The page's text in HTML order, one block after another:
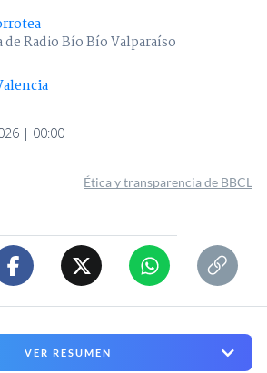
Radio Bío Bío Valparaíso
| 00:00
Ética y transparencia de BBCL
VER RESUMEN